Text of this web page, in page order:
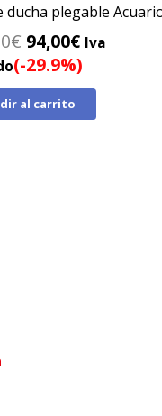
ducha plegable
€ El
precio
original
era:
94,00€El
precio
actual
Iva
(-29.9%)
al carrito